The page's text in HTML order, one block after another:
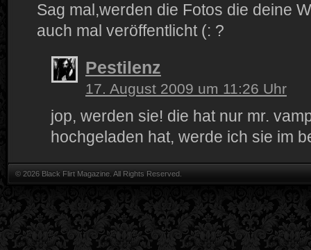
Sag mal,werden die Fotos die deine
auch mal veröffentlicht (: ?
Pestilenz
17. August 2009 um 11:26 Uhr
jop, werden sie! die hat nur mr.
hochgeladen hat, werde ich sie im
© 2026 Black Flirt Magazine. All Rights Reserved.